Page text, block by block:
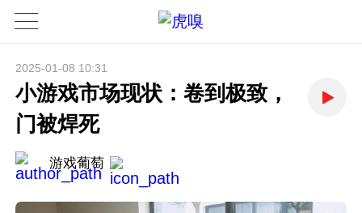
2025-01-08 10:31
小游戏市场现状：卷到极致，
门被焊死
游戏葡萄